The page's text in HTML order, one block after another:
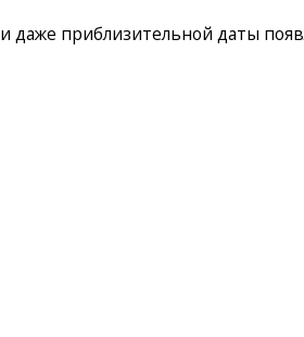
даже приблизительной даты